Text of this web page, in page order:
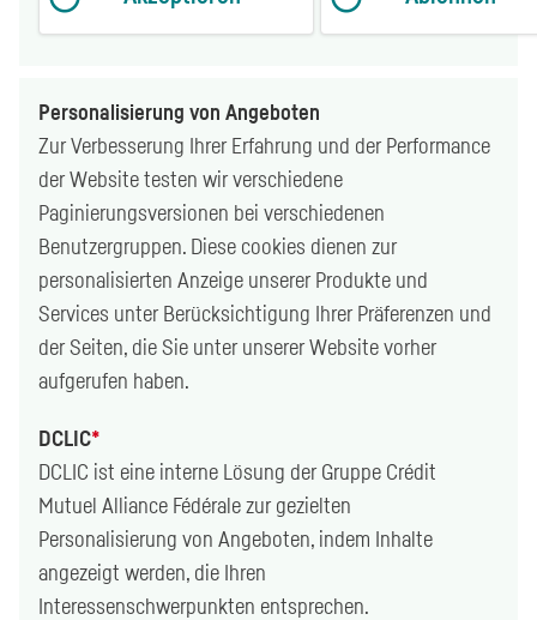
Personalisierung von Angeboten
Zur Verbesserung Ihrer Erfahrung und der Performance
der Website testen wir verschiedene
Paginierungsversionen bei verschiedenen
Benutzergruppen. Diese cookies dienen zur
personalisierten Anzeige unserer Produkte und
Services unter Berücksichtigung Ihrer Präferenzen und
der Seiten, die Sie unter unserer Website vorher
aufgerufen haben.
DCLIC*
DCLIC ist eine interne Lösung der Gruppe Crédit
Mutuel Alliance Fédérale zur gezielten
Personalisierung von Angeboten, indem Inhalte
angezeigt werden, die Ihren
Interessenschwerpunkten entsprechen.